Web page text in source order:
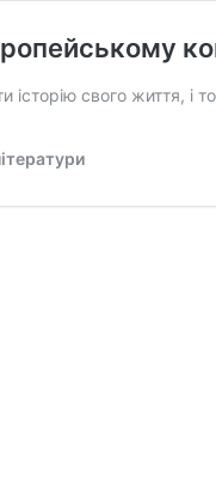
свого життя, і